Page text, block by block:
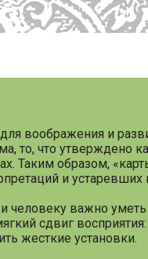
воображения и
то, что утверждено
Таким образом,
и устаревших
важно уметь
сдвиг
жесткие установки.